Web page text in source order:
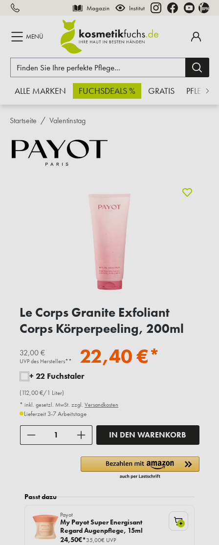
springen Magazin Institut
MENÜ
ALLE MARKEN FUCHSDEALS % GRATIS PFLEGE
Startseite Valentinstag
Le Corps Granite Exfoliant
Corps Körperpeeling, 200ml
32,00 €
UVP des Herstellers** 22,40 €*
+ 22 Fuchstaler
(112,00 €/1 Liter)
* inkl. gesetzl. MwSt. zzgl. Versandkosten
Lieferzeit 3-7 Arbeitstage
IN DEN WARENKORB
Passt dazu
Payot
My Payot Super Energisant
Regard Augenpflege, 15ml
24,50€*35,00€ UVP
+